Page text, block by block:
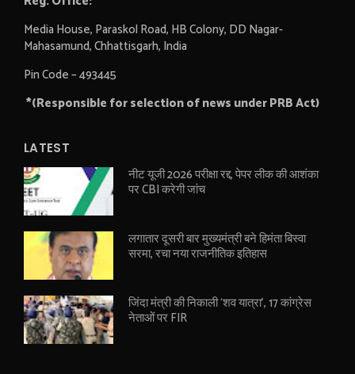
Media House, Paraskol Road, HB Colony, DD Nagar-
Mahasamund, Chhattisgarh, India
Pin Code – 493445
*(Responsible for selection of news under PRB Act)
LATEST
नीट यूजी 2026 परीक्षा रद्द, पेपर लीक की आशंका
पर CBI करेगी जांच
लगातार दूसरी बार मुख्यमंत्री बने हिमंता बिस्वा
सरमा, रचा नया राजनीतिक इतिहास
जिंदा मंत्री की निकाली ‘शव यात्रा’, 17 कांग्रेस
नेताओं पर FIR